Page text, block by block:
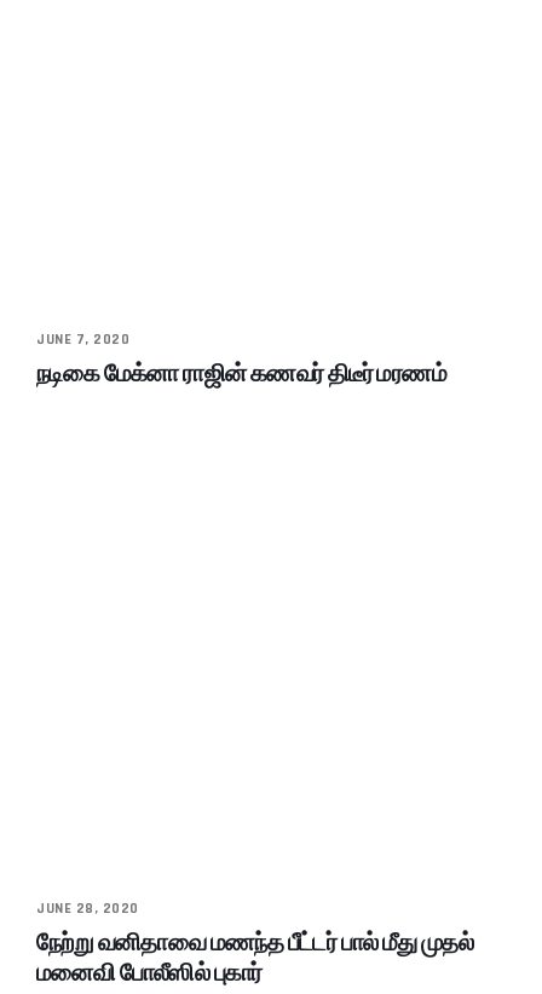
JUNE 7, 2020
நடிகை மேக்னா ராஜின் கணவர் திடீர் மரணம்
JUNE 28, 2020
நேற்று வனிதாவை மணந்த பீட்டர் பால் மீது முதல்
மனைவி போலீஸில் புகார்